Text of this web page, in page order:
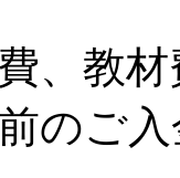
、教
のご